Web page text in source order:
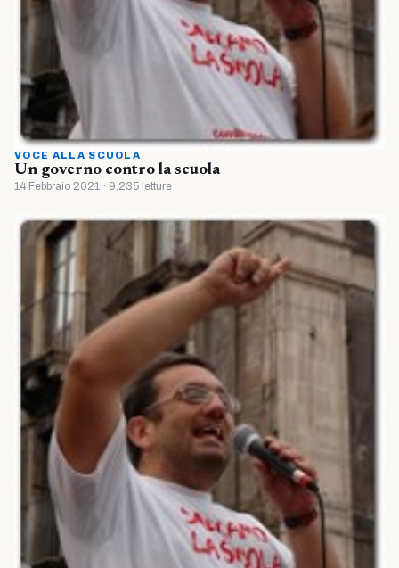
VOCE ALLA SCUOLA
Un governo contro la scuola
14 Febbraio 2021 · 9.235 letture